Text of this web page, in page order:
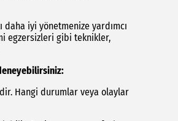
iyi yönetmenize yardımcı
egzersizleri gibi teknikler,
Hangi durumlar veya olaylar